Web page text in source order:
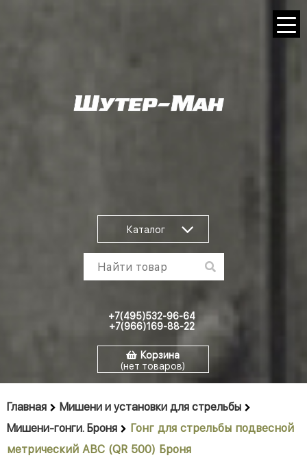
Каталог
+7(495)532-96-64
+7(966)169-88-22
Корзина
(нет товаров)
Главная
Мишени и установки для стрельбы
Мишени-гонги. Броня
Гонг для стрельбы подвесной
метрический АBС (QR 500) Броня